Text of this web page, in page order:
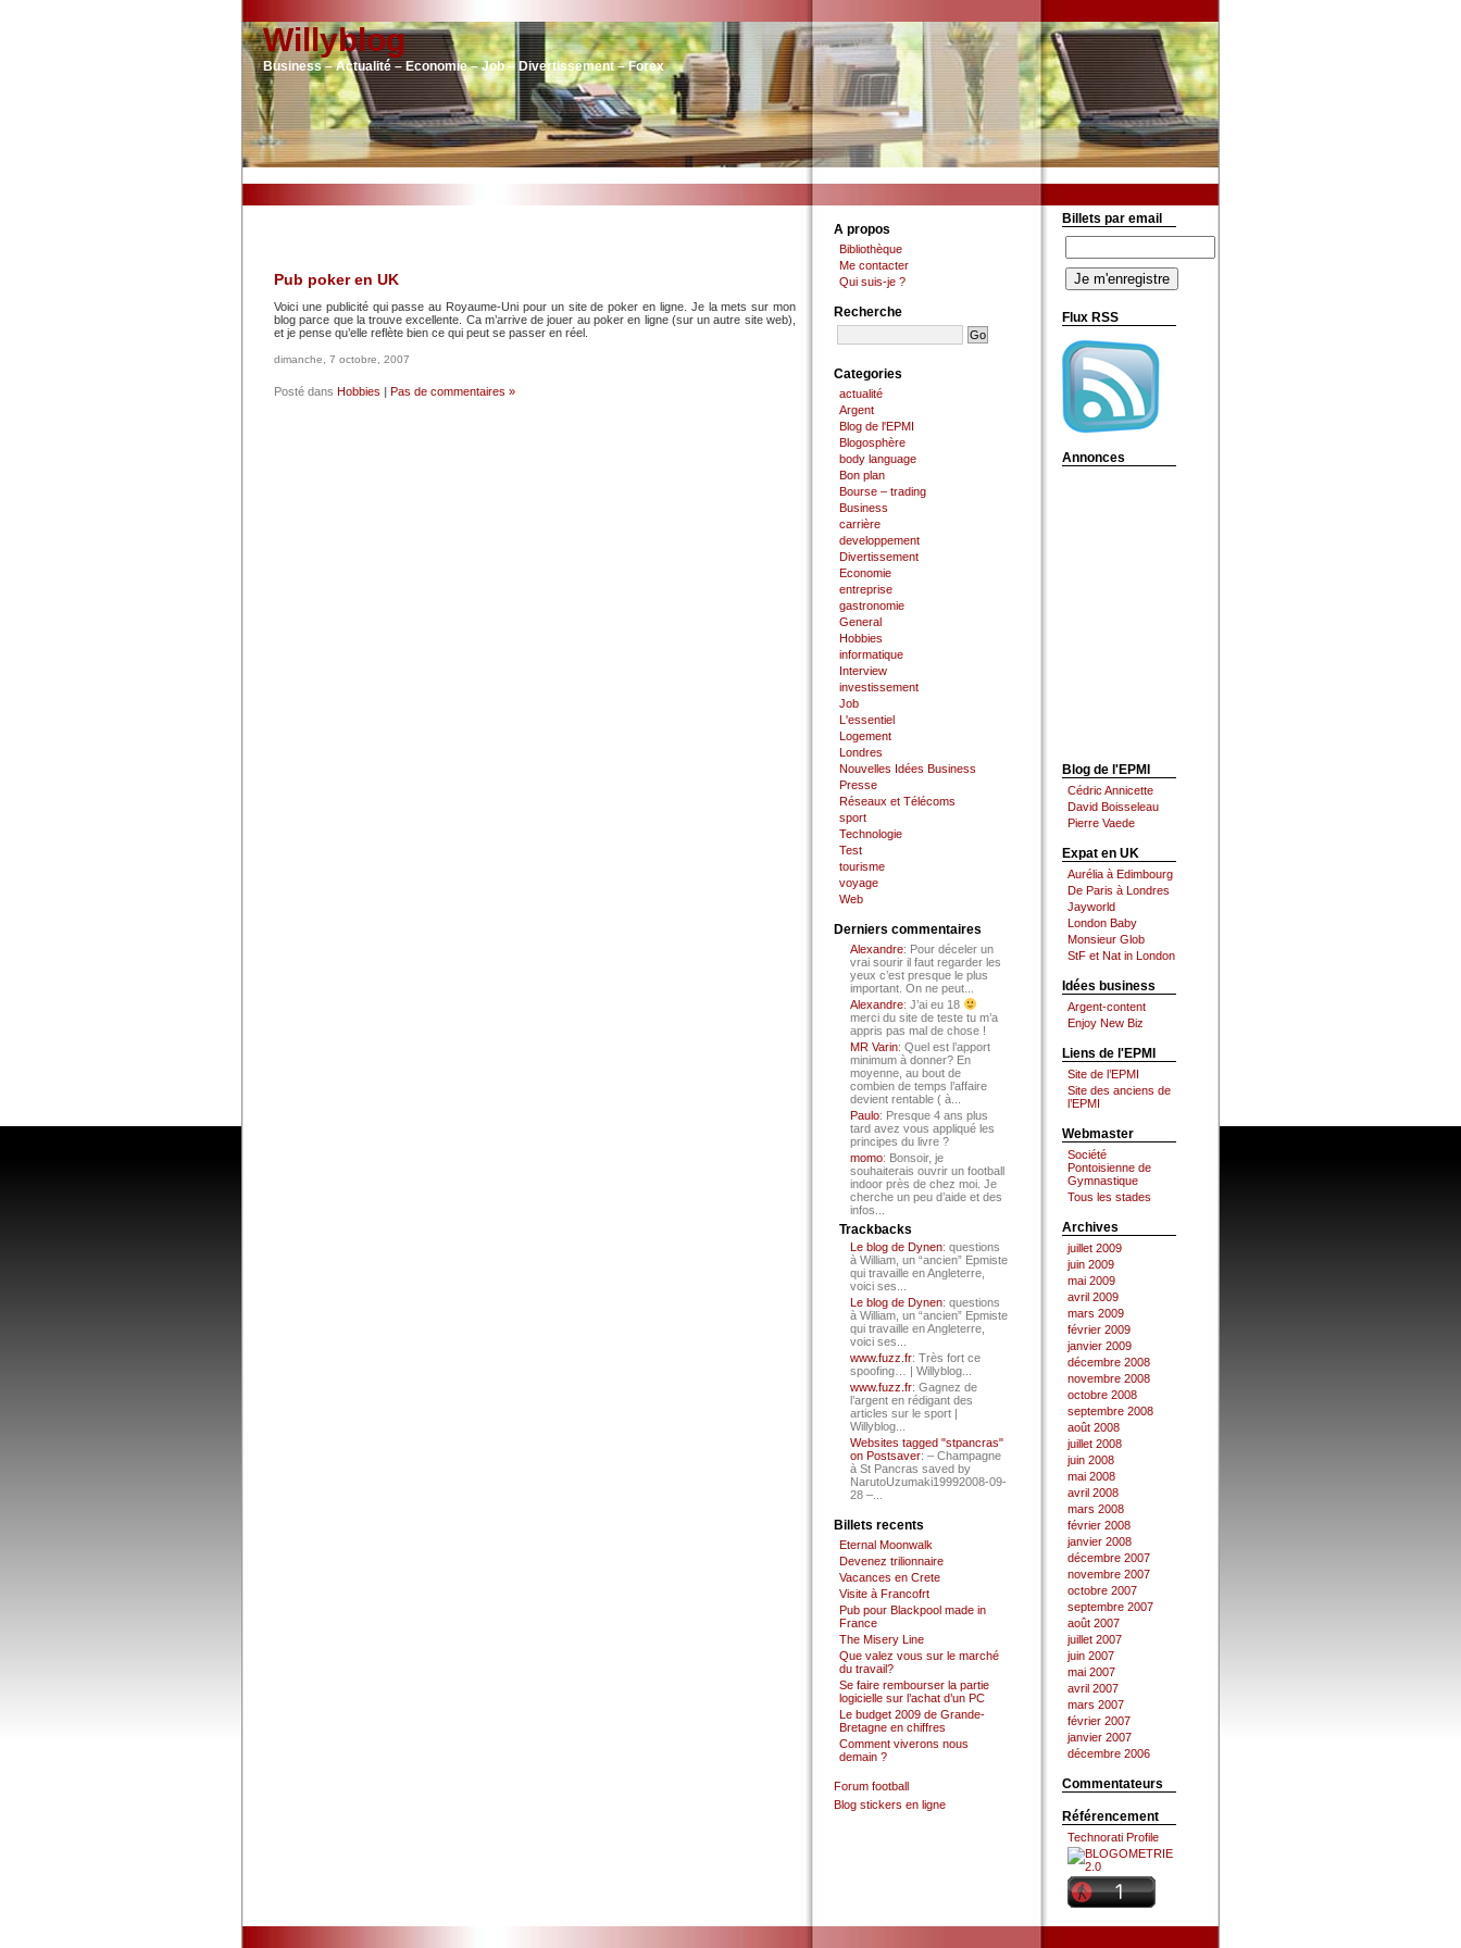
Willyblog
Business – Actualité – Economie – Job – Divertissement – Forex
Pub poker en UK
Voici une publicité qui passe au Royaume-Uni pour un site de poker en ligne. Je la mets sur mon
blog parce que la trouve excellente. Ca m’arrive de jouer au poker en ligne (sur un autre site web),
et je pense qu’elle reflète bien ce qui peut se passer en réel.
dimanche, 7 octobre, 2007
Posté dans Hobbies | Pas de commentaires »
A propos
Bibliothèque
Me contacter
Qui suis-je ?
Recherche
Categories
actualité
Argent
Blog de l'EPMI
Blogosphère
body language
Bon plan
Bourse – trading
Business
carrière
developpement
Divertissement
Economie
entreprise
gastronomie
General
Hobbies
informatique
Interview
investissement
Job
L'essentiel
Logement
Londres
Nouvelles Idées Business
Presse
Réseaux et Télécoms
sport
Technologie
Test
tourisme
voyage
Web
Derniers commentaires
Alexandre: Pour déceler un
vrai sourir il faut regarder les
yeux c’est presque le plus
important. On ne peut...
Alexandre: J’ai eu 18
merci du site de teste tu m’a
appris pas mal de chose !
MR Varin: Quel est l’apport
minimum à donner? En
moyenne, au bout de
combien de temps l’affaire
devient rentable ( à...
Paulo: Presque 4 ans plus
tard avez vous appliqué les
principes du livre ?
momo: Bonsoir, je
souhaiterais ouvrir un football
indoor près de chez moi. Je
cherche un peu d’aide et des
infos...
Trackbacks
Le blog de Dynen: questions
à William, un “ancien” Epmiste
qui travaille en Angleterre,
voici ses...
Le blog de Dynen: questions
à William, un “ancien” Epmiste
qui travaille en Angleterre,
voici ses...
www.fuzz.fr: Très fort ce
spoofing… | Willyblog...
www.fuzz.fr: Gagnez de
l’argent en rédigant des
articles sur le sport |
Willyblog...
Websites tagged "stpancras"
on Postsaver: – Champagne
à St Pancras saved by
NarutoUzumaki19992008-09-
28 –...
Billets recents
Eternal Moonwalk
Devenez trilionnaire
Vacances en Crete
Visite à Francofrt
Pub pour Blackpool made in
France
The Misery Line
Que valez vous sur le marché
du travail?
Se faire rembourser la partie
logicielle sur l’achat d’un PC
Le budget 2009 de Grande-
Bretagne en chiffres
Comment viverons nous
demain ?
Forum football
Blog stickers en ligne
Billets par email
Flux RSS
Annonces
Blog de l'EPMI
Cédric Annicette
David Boisseleau
Pierre Vaede
Expat en UK
Aurélia à Edimbourg
De Paris à Londres
Jayworld
London Baby
Monsieur Glob
StF et Nat in London
Idées business
Argent-content
Enjoy New Biz
Liens de l'EPMI
Site de l’EPMI
Site des anciens de
l’EPMI
Webmaster
Société
Pontoisienne de
Gymnastique
Tous les stades
Archives
juillet 2009
juin 2009
mai 2009
avril 2009
mars 2009
février 2009
janvier 2009
décembre 2008
novembre 2008
octobre 2008
septembre 2008
août 2008
juillet 2008
juin 2008
mai 2008
avril 2008
mars 2008
février 2008
janvier 2008
décembre 2007
novembre 2007
octobre 2007
septembre 2007
août 2007
juillet 2007
juin 2007
mai 2007
avril 2007
mars 2007
février 2007
janvier 2007
décembre 2006
Commentateurs
Référencement
Technorati Profile